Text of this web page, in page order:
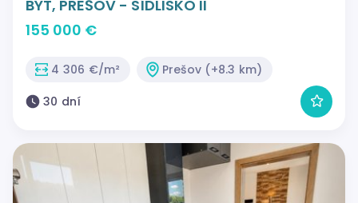
BYT, PREŠOV - SÍDLISKO II
155 000 €
4 306 €/m²
Prešov (+8.3 km)
30 dní